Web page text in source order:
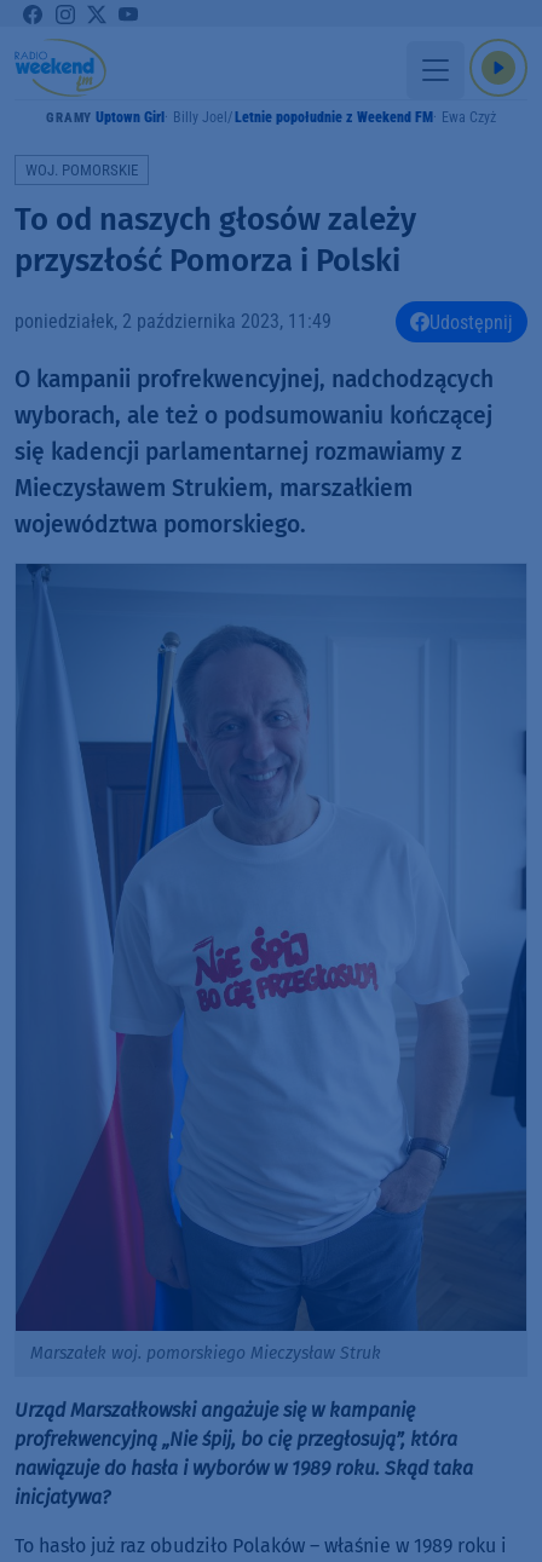
GRAMY Uptown Girl Billy Joel Letnie popołudnie z Weekend FM Ewa Czyż
WOJ. POMORSKIE
To od naszych głosów zależy
przyszłość Pomorza i Polski
poniedziałek, 2 października 2023, 11:49 Udostępnij
O kampanii profrekwencyjnej, nadchodzących
wyborach, ale też o podsumowaniu kończącej
się kadencji parlamentarnej rozmawiamy z
Mieczysławem Strukiem, marszałkiem
województwa pomorskiego.
Marszałek woj. pomorskiego Mieczysław Struk
Urząd Marszałkowski angażuje się w kampanię
profrekwencyjną „Nie śpij, bo cię przegłosują”, która
nawiązuje do hasła i wyborów w 1989 roku. Skąd taka
inicjatywa?
To hasło już raz obudziło Polaków – właśnie w 1989 roku i